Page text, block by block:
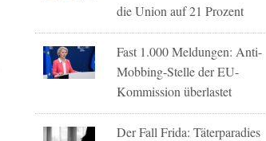
die Union auf 21 Prozent
Fast 1.000 Meldungen: Anti-
Mobbing-Stelle der EU-
Kommission überlastet
Der Fall Frida: Täterparadies